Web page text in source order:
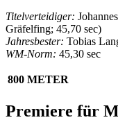
Titelverteidiger:
Gräfelfing; 45,70 sec)
Jahresbester: Tobias
WM-Norm: 45,30 sec
800 METER
Premiere für